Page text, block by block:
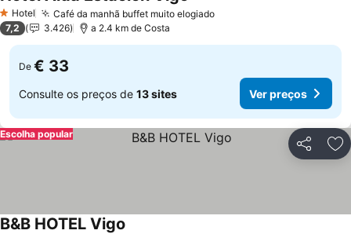
1 Estrelas
Hotel Café da manhã buffet muito elogiado
7,2 3.426 a 2.4 km de Costa
De € 33
Consulte os preços de 13 sites Ver preços
Partilhar
Escolha popular
B&B HOTEL Vigo